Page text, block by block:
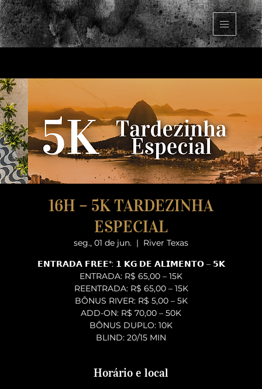
16H – 5K TARDEZINHA
ESPECIAL
seg., 01 de jun.
  |
River Texas
𝗘𝗡𝗧𝗥𝗔𝗗𝗔 𝗙𝗥𝗘𝗘*: 𝟭 𝗞𝗚 𝗗𝗘 𝗔𝗟𝗜𝗠𝗘𝗡𝗧𝗢 – 𝟱𝗞
ENTRADA: R$ 65,00 – 15K
REENTRADA: R$ 65,00 – 15K
BÔNUS RIVER: R$ 5,00 – 5K
ADD-ON: R$ 70,00 – 50K
BÔNUS DUPLO: 10K
BLIND: 20/15 MIN
Horário e local